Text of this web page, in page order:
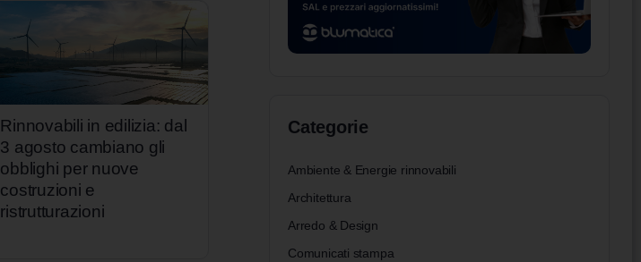
Rinnovabili in edilizia: dal
3 agosto cambiano gli
obblighi per nuove
costruzioni e
ristrutturazioni
Categorie
Ambiente & Energie rinnovabili
Architettura
Arredo & Design
Comunicati stampa